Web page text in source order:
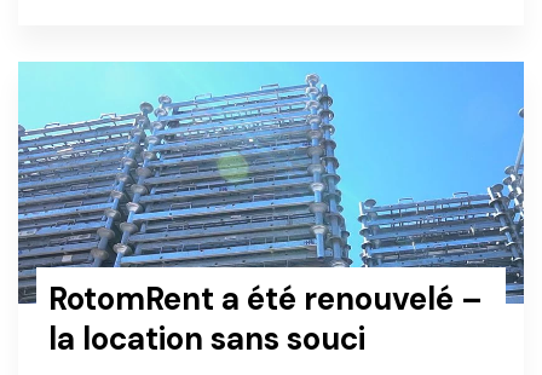
RotomRent a été renouvelé –
la location sans souci